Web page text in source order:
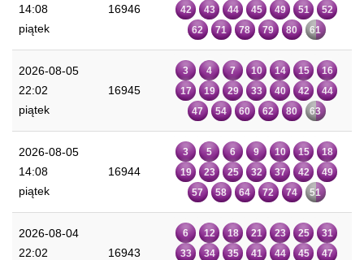
14:08
piątek
16946
42
43 44 45 49 51
52
62
71 78 79 80 61
2026-08-05
22:02
piątek
16945
3 4 7 10 14 15
16
17
19 29 33 40 42
44
47
54 60 62 80 63
2026-08-05
14:08
piątek
16944
3 5 6 9 10 15
18
19
23 25 32 37 42
49
57
58 64 72 74 51
2026-08-04
22:02
16943
6 12 18 21 23 25
31
33
34 35 41 44 45
47